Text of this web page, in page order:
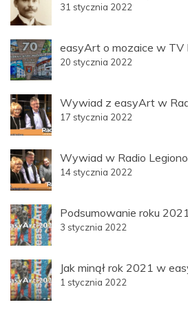
31 stycznia 2022
easyArt o mozaice w TV
20 stycznia 2022
Wywiad z easyArt w
17 stycznia 2022
Wywiad w Radio
14 stycznia 2022
Podsumowanie roku
3 stycznia 2022
Jak minął rok 2021 w
1 stycznia 2022